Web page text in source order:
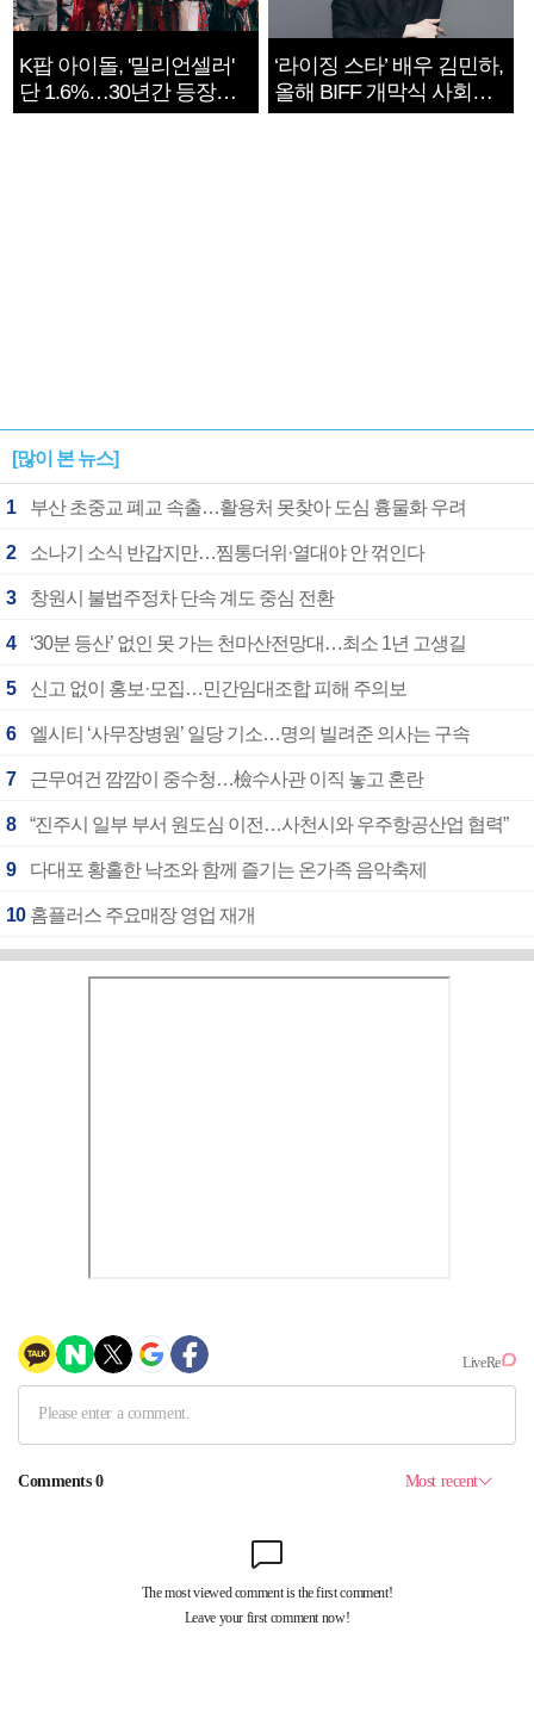
K팝 아이돌, '밀리언셀러'
단 1.6%…30년간 등장
1182개팀 전수조사
‘라이징 스타’ 배우 김민하,
올해 BIFF 개막식 사회자
확정
[많이 본 뉴스]
1 부산 초중교 폐교 속출…활용처 못찾아 도심 흉물화 우려
2 소나기 소식 반갑지만…찜통더위·열대야 안 꺾인다
3 창원시 불법주정차 단속 계도 중심 전환
4 ‘30분 등산’ 없인 못 가는 천마산전망대…최소 1년 고생길
5 신고 없이 홍보·모집…민간임대조합 피해 주의보
6 엘시티 ‘사무장병원’ 일당 기소…명의 빌려준 의사는 구속
7 근무여건 깜깜이 중수청…檢수사관 이직 놓고 혼란
8 “진주시 일부 부서 원도심 이전…사천시와 우주항공산업 협력”
9 다대포 황홀한 낙조와 함께 즐기는 온가족 음악축제
10 홈플러스 주요매장 영업 재개